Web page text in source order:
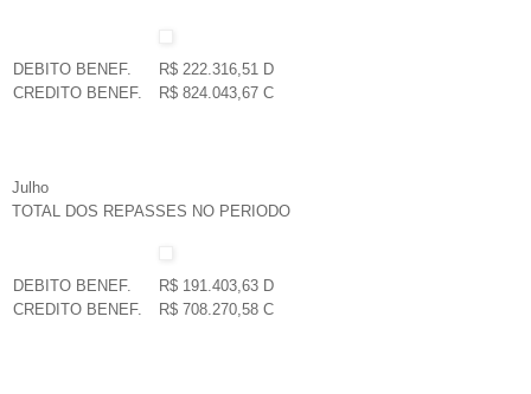
DEBITO BENEF.
R$ 222.316,51 D
CREDITO BENEF.
R$ 824.043,67 C
Julho
TOTAL DOS REPASSES NO PERIODO
DEBITO BENEF.
R$ 191.403,63 D
CREDITO BENEF.
R$ 708.270,58 C